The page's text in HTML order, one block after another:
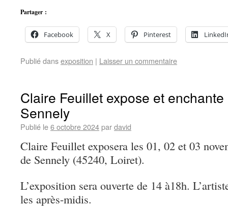
Partager :
Facebook X Pinterest
Publié dansexposition | Laisser un commentaire
Claire Feuillet expose et enchante
Sennely
Publié le6 octobre 2024pardavid
Claire Feuillet exposera les 01, 02 et 03
de Sennely (45240, Loiret).
L’exposition sera ouverte de 14 à18h.
les après-midis.